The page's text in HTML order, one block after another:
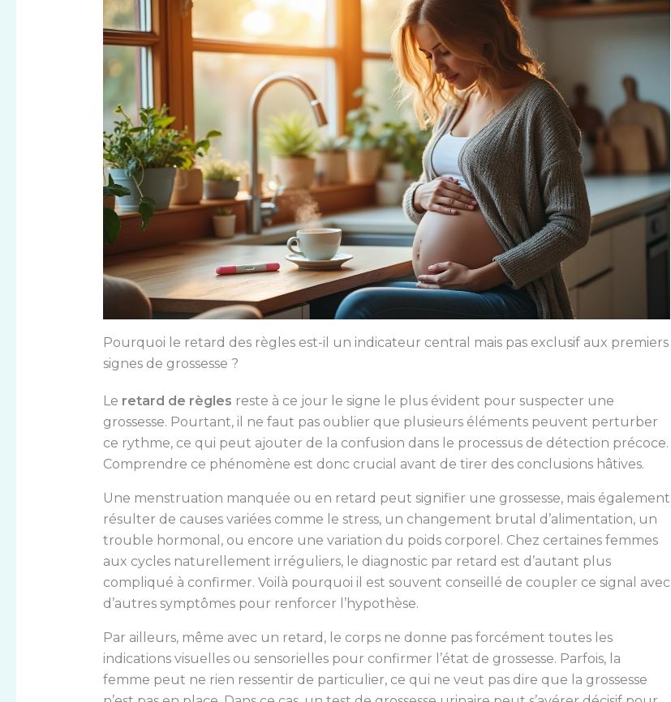
Pourquoi le retard des règles est-il un indicateur central mais pas exclusif aux premiers
signes de grossesse ?
Le retard de règles reste à ce jour le signe le plus évident pour suspecter une
grossesse. Pourtant, il ne faut pas oublier que plusieurs éléments peuvent perturber
ce rythme, ce qui peut ajouter de la confusion dans le processus de détection précoce.
Comprendre ce phénomène est donc crucial avant de tirer des conclusions hâtives.
Une menstruation manquée ou en retard peut signifier une grossesse, mais également
résulter de causes variées comme le stress, un changement brutal d’alimentation, un
trouble hormonal, ou encore une variation du poids corporel. Chez certaines femmes
aux cycles naturellement irréguliers, le diagnostic par retard est d’autant plus
compliqué à confirmer. Voilà pourquoi il est souvent conseillé de coupler ce signal avec
d’autres symptômes pour renforcer l’hypothèse.
Par ailleurs, même avec un retard, le corps ne donne pas forcément toutes les
indications visuelles ou sensorielles pour confirmer l’état de grossesse. Parfois, la
femme peut ne rien ressentir de particulier, ce qui ne veut pas dire que la grossesse